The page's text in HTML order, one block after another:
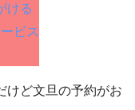
ける
ビス
けど文旦の予約がお